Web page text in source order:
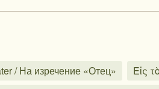
/ На изречение «Отец»
Εἰς